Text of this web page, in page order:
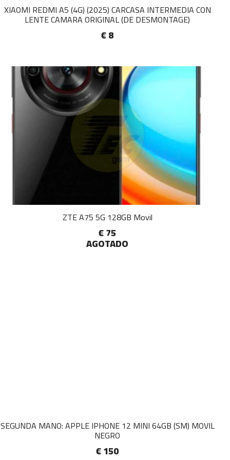
XIAOMI REDMI A5 (4G) (2025) CARCASA INTERMEDIA CON
LENTE CAMARA ORIGINAL (DE DESMONTAGE)
€ 8
ZTE A75 5G 128GB Movil
€ 75
AGOTADO
SEGUNDA MANO: APPLE IPHONE 12 MINI 64GB (SM) MOVIL
NEGRO
€ 150